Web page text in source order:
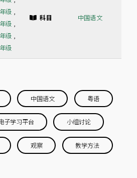
级 ,
级 ,
级 ,
级
科目 中国语文
中国语文 粤语
子学习平台 小组讨论
观察 教学方法